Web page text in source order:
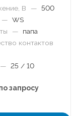
В
— 500
— WS
—
папа
контактов
— 25 / 10
запросу